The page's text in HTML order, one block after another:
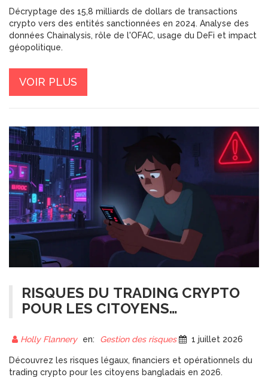
Décryptage des 15,8 milliards de dollars de transactions
crypto vers des entités sanctionnées en 2024. Analyse des
données Chainalysis, rôle de l'OFAC, usage du DeFi et impact
géopolitique.
VOIR PLUS
RISQUES DU TRADING CRYPTO
POUR LES CITOYENS
Holly Flannery en: Gestion des risques 1 juillet 2026
Découvrez les risques légaux, financiers et opérationnels du
trading crypto pour les citoyens bangladais en 2026.